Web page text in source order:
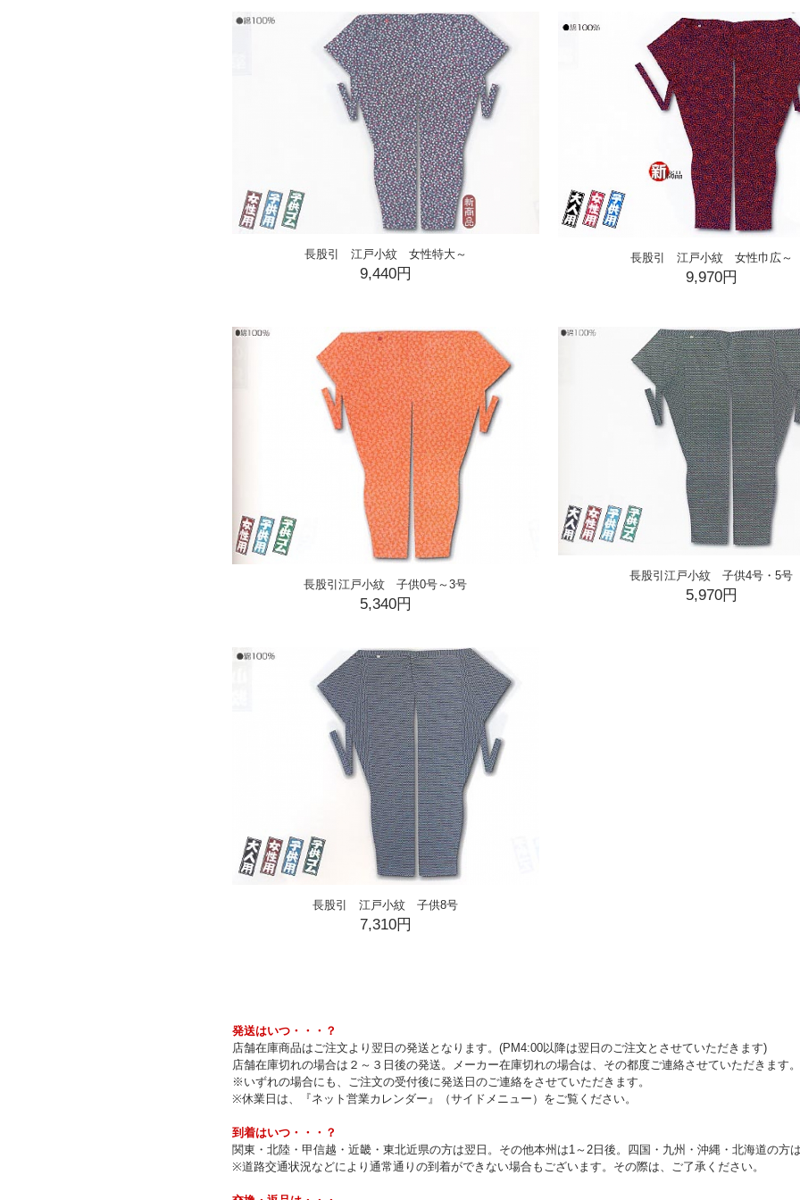
長股引 江戸小紋 女性特大～
9,440円
長股引 江戸小紋 女性巾広～
9,970円
長股引江戸小紋 子供0号～3号
5,340円
長股引江戸小紋 子供4号・5号
5,970円
長股引 江戸小紋 子供8号
7,310円
発送はいつ・・・？
店舗在庫商品はご注文より翌日の発送となります。(PM4:00以降は翌日のご注文とさせていただきます)
店舗在庫切れの場合は２～３日後の発送。メーカー在庫切れの場合は、その都度ご連絡させていただきます。
※いずれの場合にも、ご注文の受付後に発送日のご連絡をさせていただきます。
※休業日は、『ネット営業カレンダー』（サイドメニュー）をご覧ください。
到着はいつ・・・？
関東・北陸・甲信越・近畿・東北近県の方は翌日。その他本州は1～2日後。四国・九州・沖縄・北海道の方
※道路交通状況などにより通常通りの到着ができない場合もございます。その際は、ご了承ください。